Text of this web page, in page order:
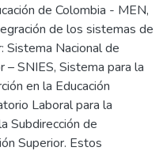
de Colombia - MEN,
de los sistemas de
Sistema Nacional de
– SNIES, Sistema para la
en la Educación
Laboral para la
Subdirección de
Superior. Estos